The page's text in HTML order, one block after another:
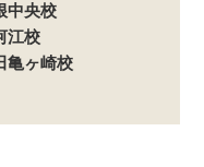
中央校
江校
亀ヶ崎校